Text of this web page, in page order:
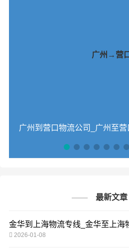
广州→营
广州到营口物流公司_广州至营
最新文章
金华到上海物流专线_金华至上海
2026-01-08